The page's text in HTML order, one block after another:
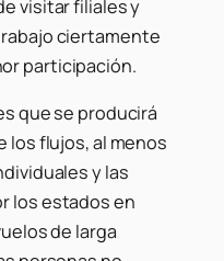
visitar filiales y
ciertamente
participación.
que se producirá
los flujos, al menos
y las
los estados en
de larga